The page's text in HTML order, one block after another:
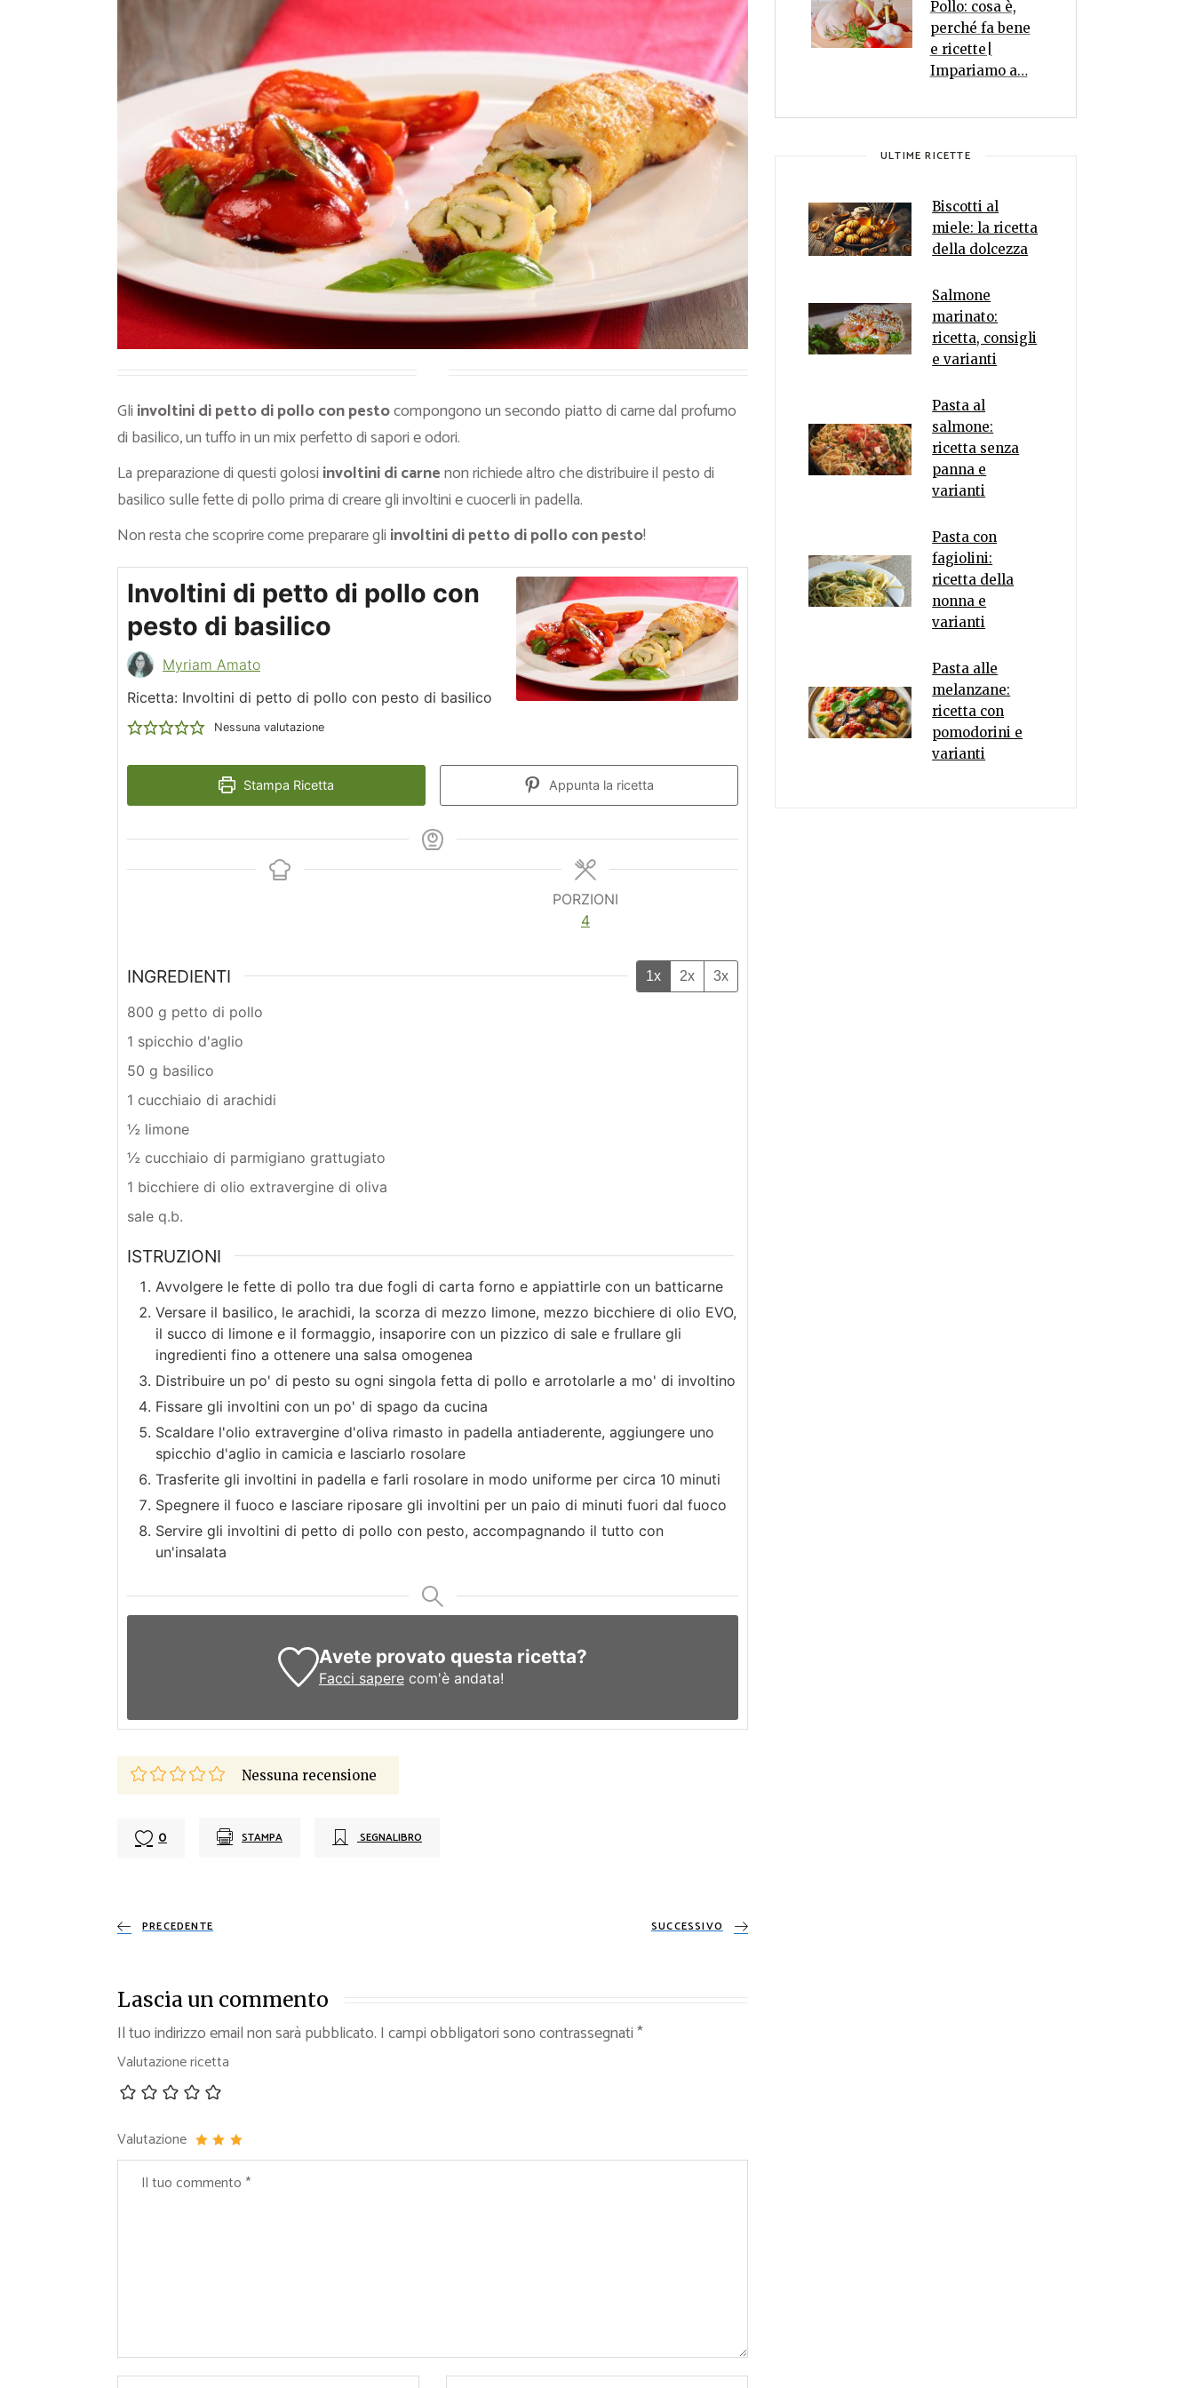
Ricette Piatti unici
Ricette Pesce
Video Ricette
Ricette per Ingrediente
Gli involtini di petto di pollo con pestocompongono un secondo piatto di carne dal profumo
di basilico, un tuffo in un mix perfetto di sapori e odori.
La preparazione di questi golosi involtini di carnenon richiede altro che distribuire il pesto di
basilico sulle fette di pollo prima di creare gli involtini e cuocerli in padella.
Non resta che scoprire come preparare gli involtini di petto di pollo con pesto!
Involtini di petto di pollo con
pesto di basilico
Myriam Amato
Ricetta: Involtini di petto di pollo con pesto di basilico
Nessuna valutazione
Stampa Ricetta Appunta la ricetta
PORZIONI
4
INGREDIENTI 1x 2x 3x
800 g petto di pollo
1 spicchio d'aglio
50 g basilico
1 cucchiaio di arachidi
½ limone
½ cucchiaio di parmigiano grattugiato
1 bicchiere di olio extravergine di oliva
sale q.b.
ISTRUZIONI
Avvolgere le fette di pollo tra due fogli di carta forno e appiattirle con un batticarne
Versare il basilico, le arachidi, la scorza di mezzo limone, mezzo bicchiere di olio EVO,
il succo di limone e il formaggio, insaporire con un pizzico di sale e frullare gli
ingredienti fino a ottenere una salsa omogenea
Distribuire un po' di pesto su ogni singola fetta di pollo e arrotolarle a mo' di involtino
Fissare gli involtini con un po' di spago da cucina
Scaldare l'olio extravergine d'oliva rimasto in padella antiaderente, aggiungere uno
spicchio d'aglio in camicia e lasciarlo rosolare
Trasferite gli involtini in padella e farli rosolare in modo uniforme per circa 10 minuti
Spegnere il fuoco e lasciare riposare gli involtini per un paio di minuti fuori dal fuoco
Servire gli involtini di petto di pollo con pesto, accompagnando il tutto con
un'insalata
Avete provato questa ricetta?
Facci saperecom'è andata!
Nessuna recensione
0 STAMPA SEGNALIBRO
PRECEDENTE SUCCESSIVO
Lascia un commento
Il tuo indirizzo email non sarà pubblicato. I campi obbligatori sono contrassegnati*
Valutazione ricetta
Valutazione
Pollo: cosa è,
perché fa bene
e ricette|
Impariamo a…
ULTIME RICETTE
Biscotti al
miele: la ricetta
della dolcezza
Salmone
marinato:
ricetta, consigli
e varianti
Pasta al
salmone:
ricetta senza
panna e
varianti
Pasta con
fagiolini:
ricetta della
nonna e
varianti
Pasta alle
melanzane:
ricetta con
pomodorini e
varianti